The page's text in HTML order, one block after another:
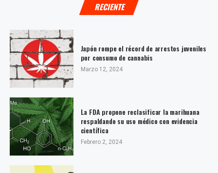
RECIENTE
Japón rompe el récord de arrestos juveniles
por consumo de cannabis
Marzo 12, 2024
La FDA propone reclasificar la marihuana
respaldando su uso médico con evidencia
científica
Febrero 2, 2024